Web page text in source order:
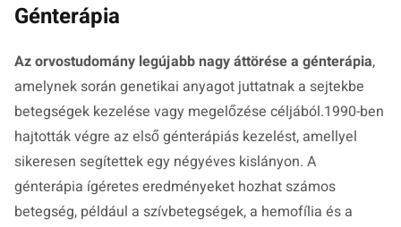
Génterápia
Az orvostudomány legújabb nagy áttörése a génterápia,
amelynek során genetikai anyagot juttatnak a sejtekbe
betegségek kezelése vagy megelőzése céljából.1990-ben
hajtották végre az első génterápiás kezelést, amellyel
sikeresen segítettek egy négyéves kislányon. A
génterápia ígéretes eredményeket hozhat számos
betegség, például a szívbetegségek, a hemofília és a